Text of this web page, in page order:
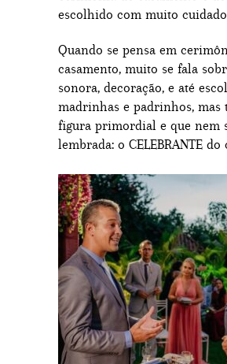
escolhido com muito
Quando se pensa em
casamento, muito se fala
sonora, decoração, e até
madrinhas e padrinhos, mas
figura primordial e que nem
lembrada: o CELEBRANTE do